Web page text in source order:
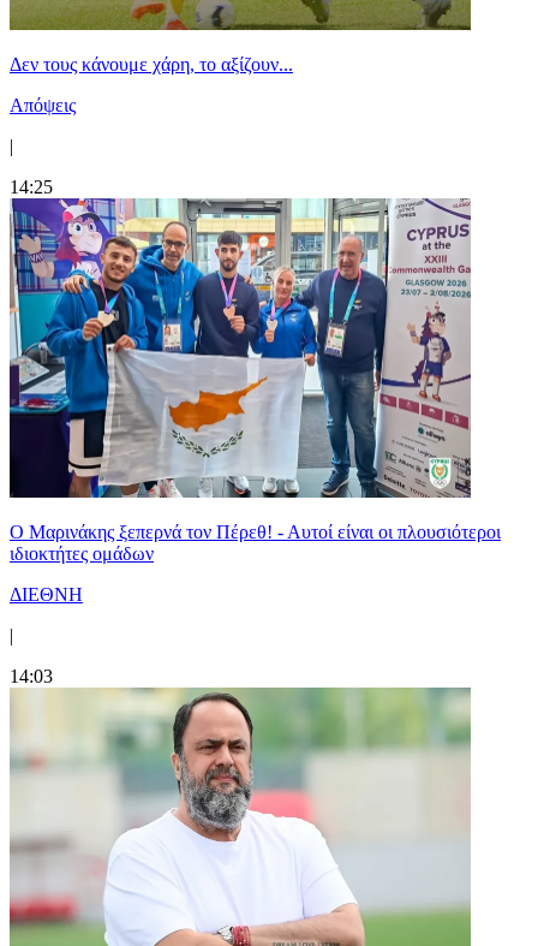
Δεν τους κάνουμε χάρη, το αξίζουν...
Απόψεις
|
14:25
Ο Μαρινάκης ξεπερνά τον Πέρεθ! - Αυτοί είναι οι πλουσιότεροι
ιδιοκτήτες ομάδων
ΔΙΕΘΝΗ
|
14:03